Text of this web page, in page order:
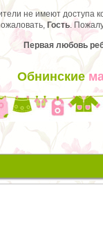
не имеют доступа
Гость.
Первая любовь
Обнинские